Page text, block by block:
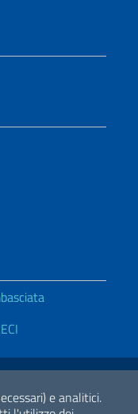
e analitici.